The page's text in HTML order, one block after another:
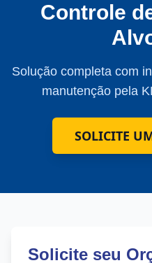
Controle
Solução completa com
manutenção pela
SOLICITE
Solicite seu